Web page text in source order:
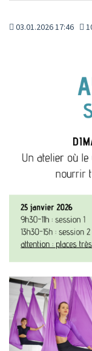
03.01.2026 17:46